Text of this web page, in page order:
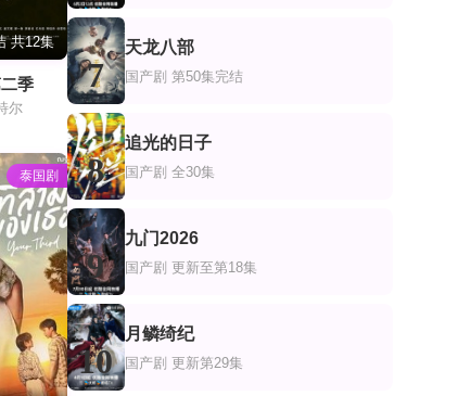
共12集
季
尔
泰国剧
7
天龙八部
国产剧 第50集完结
8
追光的日子
国产剧 全30集
9
九门2026
国产剧 更新至第18集
10
月鳞绮纪
国产剧 更新第29集